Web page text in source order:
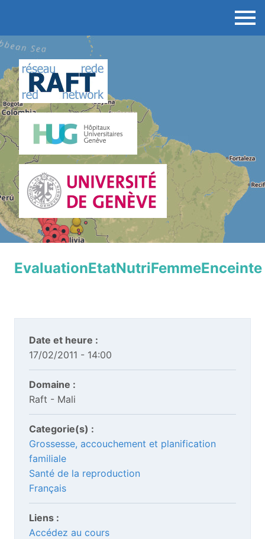
EvaluationEtatNutriFemmeEnceinte
Date et heure :
17/02/2011 - 14:00
Domaine :
Raft - Mali
Categorie(s) :
Grossesse, accouchement et planification
familiale
Santé de la reproduction
Français
Liens :
Accédez au cours